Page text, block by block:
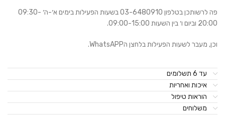
פה לרשותכן בטלפון 03-6480910 בשעות הפעילות בימים א׳-ה׳ 09:30-
20:00 וביום ו׳ בין השעות 09:00-15:00.
וכן, מעבר לשעות הפעילות בלחצן הWhatsAPP.
עד 6 תשלומים
איכות ואחריות
הוראות טיפול
משלוחים